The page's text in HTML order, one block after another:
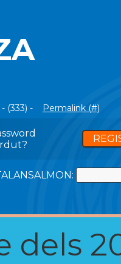
- (333) - Permalink (#)
dels